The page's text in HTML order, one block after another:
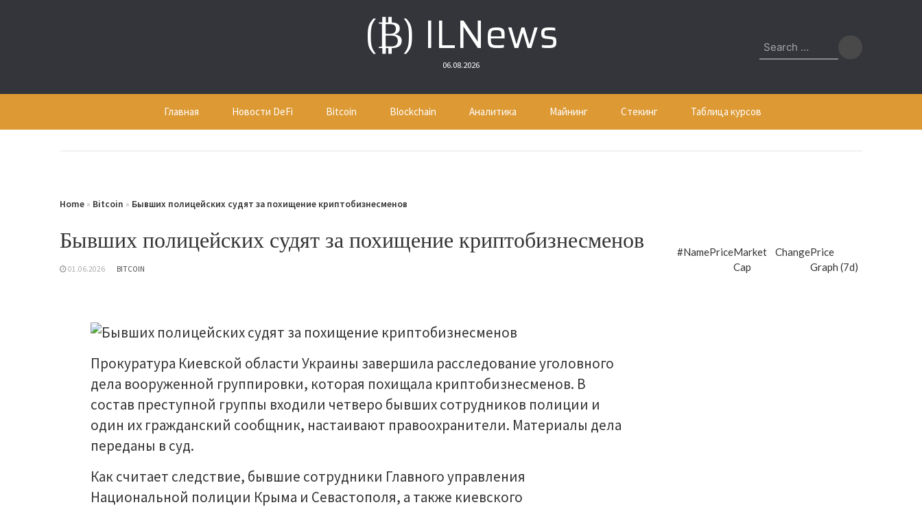
(₿) ILNews
06.08.2026
Search
for:
Главная Новости DeFi Bitcoin Blockchain Аналитика Майнинг Стекинг Таблица курсов
Home » Bitcoin » Бывших полицейских судят за похищение криптобизнесменов
Бывших полицейских судят за похищение криптобизнесменов
01.06.2026 BITCOIN
Прокуратура Киевской области Украины завершила расследование уголовного
дела вооруженной группировки, которая похищала криптобизнесменов. В
состав преступной группы входили четверо бывших сотрудников полиции и
один их гражданский сообщник, настаивают правоохранители. Материалы дела
переданы в суд.
Как считает следствие, бывшие сотрудники Главного управления
Национальной полиции Крыма и Севастополя, а также киевского
#NamePriceMarket
Cap
ChangePrice
Graph (7d)